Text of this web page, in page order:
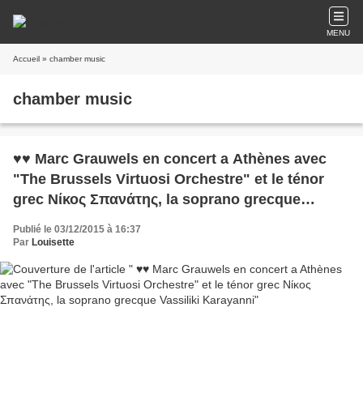
MENU
Accueil » chamber music
chamber music
♥♥ Marc Grauwels en concert a Athènes avec
"The Brussels Virtuosi Orchestre" et le ténor
grec Νίκος Σπανάτης, la soprano grecque
Vassiliki Karayanni
Publié le 03/12/2015 à 16:37
Par Louisette